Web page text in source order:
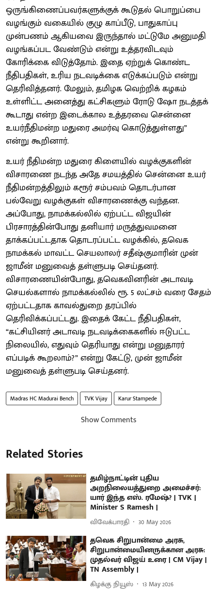
ஒருங்கிணைப்பவர்களுக்குக் கூடுதல் பொறுப்பை
வழங்கும் வகையில் குழு காப்பீடு, பாதுகாப்பு
முன்பணம் ஆகியவை இருந்தால் மட்டுமே அனுமதி
வழங்கப்பட வேண்டும் என்று உத்தரவிடவும்
கோரிக்கை விடுத்தோம். இதை ஏற்றுக் கொண்ட
நீதிபதிகள், உரிய நடவடிக்கை எடுக்கப்படும் என்று
தெரிவித்தனர். மேலும், தமிழக வெற்றிக் கழகம்
உள்ளிட்ட அனைத்து கட்சிகளும் ரோடு ஷோ நடத்தக்
கூடாது என்ற இடைக்கால உத்தரவை சென்னை
உயர்நீதிமன்ற மதுரை அமர்வு கொடுத்துள்ளது”
என்று கூறினார்.
உயர் நீதிமன்ற மதுரை கிளையில் வழக்குகளின்
விசாரணை நடந்த அதே சமயத்தில் சென்னை உயர்
நீதிமன்றத்திலும் கரூர் சம்பவம் தொடர்பான
பல்வேறு வழக்குகள் விசாரணைக்கு வந்தன.
அப்போது, நாமக்கல்லில் ஏற்பட்ட விஜயின்
பிரசாரத்தின்போது தனியார் மருத்துவமனை
தாக்கப்பட்டதாக தொடரப்பட்ட வழக்கில், தவெக
நாமக்கல் மாவட்ட செயலாலர் சதீஷ்குமாரின் முன்
ஜாமீன் மனுவைத் தள்ளுபடி செய்தனர்.
விசாரணையின்போது, தவெகவினரின் அடாவடி
செயல்களால் நாமக்கல்லில் ரூ. 5 லட்சம் வரை சேதம்
ஏற்பட்டதாக காவல்துறை தரப்பில்
தெரிவிக்கப்பட்டது. இதைக் கேட்ட நீதிபதிகள்,
“கட்சியினர் அடாவடி நடவடிக்கைகளில் ஈடுபட்ட
நிலையில், எதுவும் தெரியாது என்று மனுதாரர்
எப்படிக் கூறலாம்?” என்று கேட்டு, முன் ஜாமீன்
மனுவைத் தள்ளுபடி செய்தனர்.
Madras HC Madurai Bench TVK Vijay Karur Stampede
Show Comments
Related Stories
தமிழ்நாட்டின் புதிய
அறநிலையத்துறை அமைச்சர்:
யார் இந்த எஸ். ரமேஷ்? | TVK |
Minister S Ramesh |
விவேக்பாரதி 30 May 2026
தவெக சிறுபான்மை அரசு,
சிறுபான்மையினருக்கான அரசு:
முதல்வர் விஜய் உரை | CM Vijay |
TN Assembly |
கிழக்கு நியூஸ் 13 May 2026